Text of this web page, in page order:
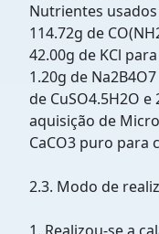
Nutrientes
114.72g de
42.00g de KCl
1.20g de
de CuSO4.5H2O e
aquisição de
CaCO3 puro para
2.3. Modo de